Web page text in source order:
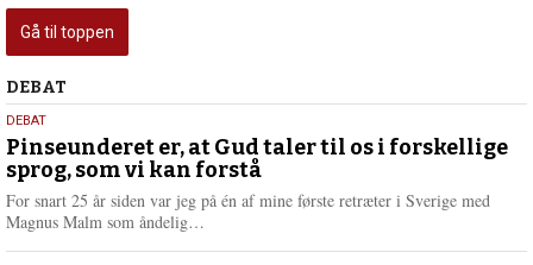
Gå til toppen
Debat
DEBAT
5.
august
2026
DEBAT
Pinseunderet er, at Gud taler til os i forskellige
sprog, som vi kan forstå
For snart 25 år siden var jeg på én af mine første retræter i Sverige med
Magnus Malm som åndelig…